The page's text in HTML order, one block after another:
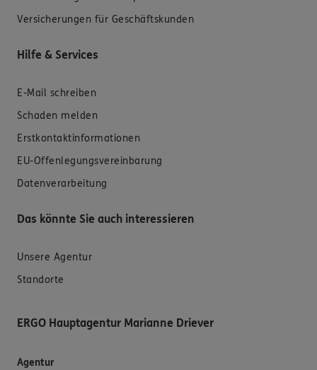
Versicherungen für Geschäftskunden
Hilfe & Services
E-Mail schreiben
Schaden melden
Erstkontaktinformationen
EU-Offenlegungsvereinbarung
Datenverarbeitung
Das könnte Sie auch interessieren
Unsere Agentur
Standorte
ERGO Hauptagentur Marianne Driever
Agentur